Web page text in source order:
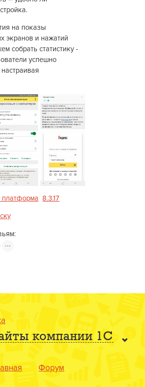
на показы
экранов и нажатий
собрать статистику -
успешно
платформа 8.3.17
компании 1С
Форум